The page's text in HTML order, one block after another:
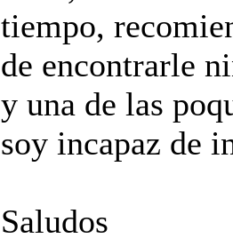
tiempo,
de encontrarle
y una de las
soy incapaz de
Saludos